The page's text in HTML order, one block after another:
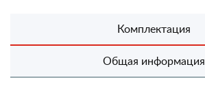
Комплектация
Общая информация